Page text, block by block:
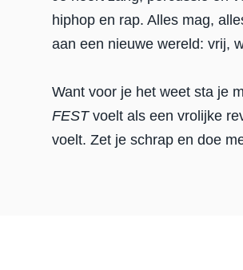
hiphop en rap. Alles mag,
aan een nieuwe wereld: vrij,
Want voor je het weet sta je
FESTvoelt als een vrolijke
voelt. Zet je schrap en doe